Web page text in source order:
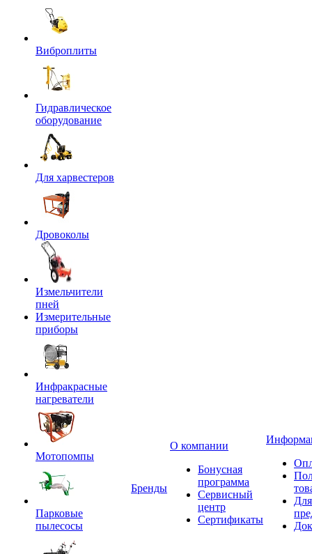
Виброплиты
Гидравлическое
оборудование
Для харвестеров
Дровоколы
Измельчители
пней
Измерительные
приборы
Инфракрасные
нагреватели
Мотопомпы
Парковые
пылесосы
Бренды
О компании
Бонусная
программа
Сервисный
центр
Сертификаты
Для